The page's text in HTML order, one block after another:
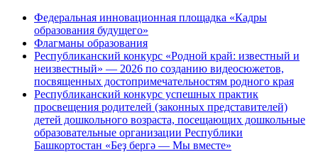
Федеральная инновационная площадка «Кадры
образования будущего»
Флагманы образования
Республиканский конкурс «Родной край: известный и
неизвестный» — 2026 по созданию видеосюжетов,
посвященных достопримечательностям родного края
Республиканский конкурс успешных практик
просвещения родителей (законных представителей)
детей дошкольного возраста, посещающих дошкольные
образовательные организации Республики
Башкортостан «Беҙ бергә — Мы вместе»